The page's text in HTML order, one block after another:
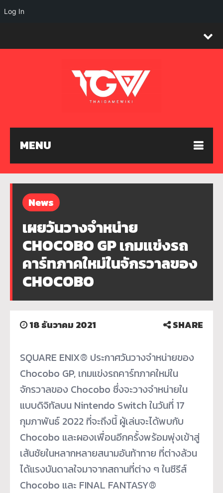
MENU
News
เผยวันวางจำหน่าย
CHOCOBO GP เกมแข่งรถ
คาร์ทภาคใหม่ในจักรวาลของ
CHOCOBO
18 ธันวาคม 2021 SHARE
SQUARE ENIX® ประกาศวันวางจำหน่ายของ
Chocobo GP, เกมแข่งรถคาร์ทภาคใหม่ใน
จักรวาลของ Chocobo ซึ่งจะวางจำหน่ายใน
แบบดิจิทัลบน Nintendo Switch ในวันที่ 17
กุมภาพันธ์ 2022 ที่จะถึงนี้ ผู้เล่นจะได้พบกับ
Chocobo และผองเพื่อนอีกครั้งพร้อมพุ่งเข้าสู่
เส้นชัยในหลากหลายสนามอันท้าทาย ที่ต่างล้วน
ได้แรงบันดาลใจมาจากสถานที่ต่าง ๆ ในซีรีส์
Chocobo และ FINAL FANTASY®
Log In